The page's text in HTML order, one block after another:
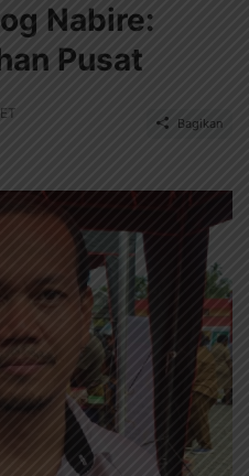
Nabire:
Pusat
Bagikan